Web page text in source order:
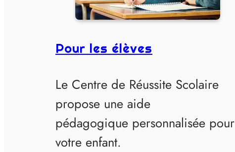
Pour les élèves
Le Centre de Réussite Scolaire
propose une aide
pédagogique personnalisée pour
votre enfant.